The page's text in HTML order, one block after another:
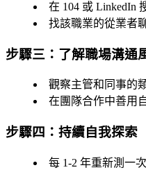
在 104 或 LinkedIn
找該職業的從業者
步驟三：了解職場溝通
觀察主管和同事的
在團隊合作中善用
步驟四：持續自我探索
每 1-2 年重新測一